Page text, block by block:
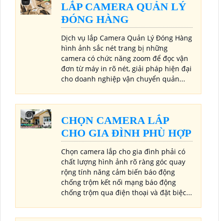
LẮP CAMERA QUẢN LÝ
ĐÓNG HÀNG
Dịch vụ lắp Camera Quản Lý Đóng Hàng
hình ảnh sắc nét trang bị những
camera có chức năng zoom để đọc vận
đơn từ máy in rõ nét, giải pháp hiện đại
cho doanh nghiệp vận chuyển quản...
CHỌN CAMERA LẮP
CHO GIA ĐÌNH PHÙ HỢP
Chọn camera lắp cho gia đình phải có
chất lượng hình ảnh rõ ràng góc quay
rộng tính năng cảm biến báo động
chống trộm kết nối mạng báo động
chống trộm qua điện thoại và đặt biệc...